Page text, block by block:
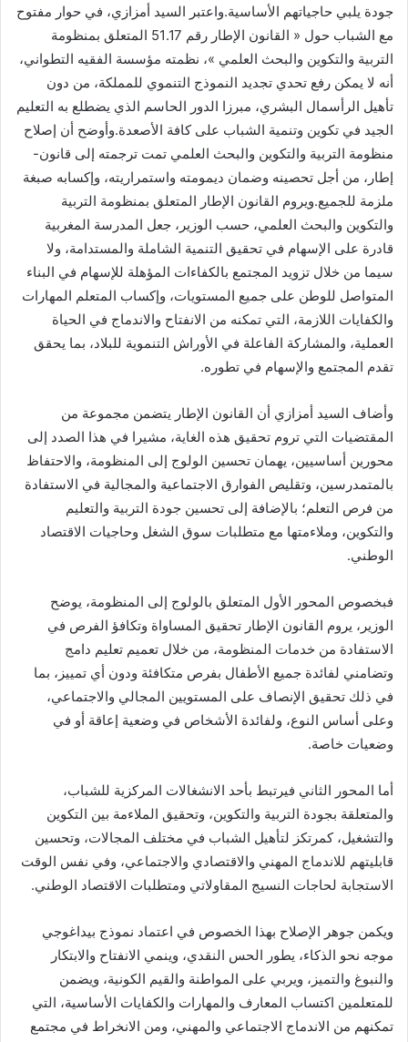
جودة يلبي حاجياتهم الأساسية.واعتبر السيد أمزازي، في حوار مفتوح
مع الشباب حول « القانون الإطار رقم 51.17 المتعلق بمنظومة
التربية والتكوين والبحث العلمي »، نظمته مؤسسة الفقيه التطواني،
أنه لا يمكن رفع تحدي تجديد النموذج التنموي للمملكة، من دون
تأهيل الرأسمال البشري، مبرزا الدور الحاسم الذي يضطلع به التعليم
الجيد في تكوين وتنمية الشباب على كافة الأصعدة.وأوضح أن إصلاح
منظومة التربية والتكوين والبحث العلمي تمت ترجمته إلى قانون-
إطار، من أجل تحصينه وضمان ديمومته واستمراريته، وإكسابه صبغة
ملزمة للجميع.ويروم القانون الإطار المتعلق بمنظومة التربية
والتكوين والبحث العلمي، حسب الوزير، جعل المدرسة المغربية
قادرة على الإسهام في تحقيق التنمية الشاملة والمستدامة، ولا
سيما من خلال تزويد المجتمع بالكفاءات المؤهلة للإسهام في البناء
المتواصل للوطن على جميع المستويات، وإكساب المتعلم المهارات
والكفايات اللازمة، التي تمكنه من الانفتاح والاندماج في الحياة
العملية، والمشاركة الفاعلة في الأوراش التنموية للبلاد، بما يحقق
تقدم المجتمع والإسهام في تطوره.
وأضاف السيد أمزازي أن القانون الإطار يتضمن مجموعة من
المقتضيات التي تروم تحقيق هذه الغاية، مشيرا في هذا الصدد إلى
محورين أساسيين، يهمان تحسين الولوج إلى المنظومة، والاحتفاظ
بالمتمدرسين، وتقليص الفوارق الاجتماعية والمجالية في الاستفادة
من فرص التعلم؛ بالإضافة إلى تحسين جودة التربية والتعليم
والتكوين، وملاءمتها مع متطلبات سوق الشغل وحاجيات الاقتصاد
الوطني.
فبخصوص المحور الأول المتعلق بالولوج إلى المنظومة، يوضح
الوزير، يروم القانون الإطار تحقيق المساواة وتكافؤ الفرص في
الاستفادة من خدمات المنظومة، من خلال تعميم تعليم دامج
وتضامني لفائدة جميع الأطفال بفرص متكافئة ودون أي تمييز، بما
في ذلك تحقيق الإنصاف على المستويين المجالي والاجتماعي،
وعلى أساس النوع، ولفائدة الأشخاص في وضعية إعاقة أو في
وضعيات خاصة.
أما المحور الثاني فيرتبط بأحد الانشغالات المركزية للشباب،
والمتعلقة بجودة التربية والتكوين، وتحقيق الملاءمة بين التكوين
والتشغيل، كمرتكز لتأهيل الشباب في مختلف المجالات، وتحسين
قابليتهم للاندماج المهني والاقتصادي والاجتماعي، وفي نفس الوقت
الاستجابة لحاجات النسيج المقاولاتي ومتطلبات الاقتصاد الوطني.
ويكمن جوهر الإصلاح بهذا الخصوص في اعتماد نموذج بيداغوجي
موجه نحو الذكاء، يطور الحس النقدي، وينمي الانفتاح والابتكار
والنبوغ والتميز، ويربي على المواطنة والقيم الكونية، ويضمن
للمتعلمين اكتساب المعارف والمهارات والكفايات الأساسية، التي
تمكنهم من الاندماج الاجتماعي والمهني، ومن الانخراط في مجتمع